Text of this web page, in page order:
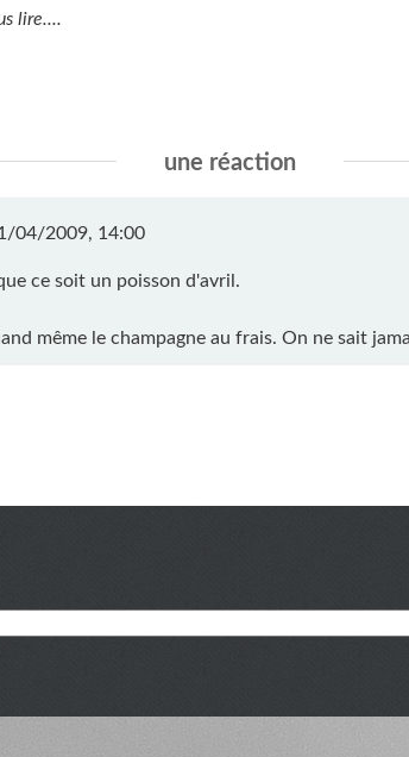
lire....
une réaction
04/2009, 14:00
ce soit un poisson d'avril.
même le champagne au frais. On ne sait